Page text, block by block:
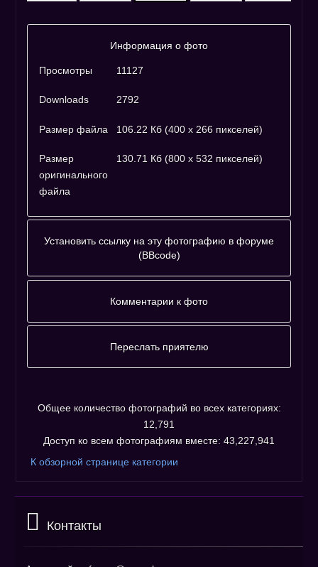
Информация о фото
Просмотры 11127
Downloads 2792
Размер файла 106.22 Кб (400 x 266 пикселей)
Размер
оригинального
файла
130.71 Кб (800 x 532 пикселей)
Установить ссылку на эту фотографию в форуме
(BBcode)
Фотографию
Комментарии к фото
Комментариев к фото ещё нет.
разрешено оставлять комментарии. Пожалуйста,
Переслать приятелю
Пожалуйста, зарегистрируйтесь...
Общее количество фотографий во всех категориях:
12,791
Доступ ко всем фотографиям вместе: 43,227,941
К обзорной странице категории
Контакты